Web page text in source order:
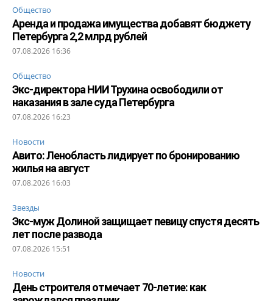
Общество
Аренда и продажа имущества добавят бюджету
Петербурга 2,2 млрд рублей
07.08.2026 16:36
Общество
Экс-директора НИИ Трухина освободили от
наказания в зале суда Петербурга
07.08.2026 16:23
Новости
Авито: Ленобласть лидирует по бронированию
жилья на август
07.08.2026 16:03
Звезды
Экс-муж Долиной защищает певицу спустя десять
лет после развода
07.08.2026 15:51
Новости
День строителя отмечает 70-летие: как